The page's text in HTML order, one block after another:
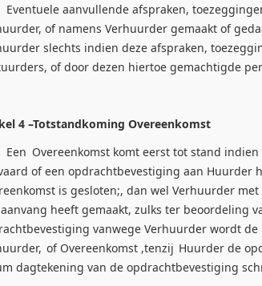
aanvullende afspraken,
of namens Verhuurder gemaakt of
slechts indien deze afspraken,
of door dezen hiertoe gemachtigde
4 –Totstandkoming Overeenkomst
Overeenkomst komt eerst tot stand
of een opdrachtbevestiging aan Huurder
is gesloten;, dan wel Verhuurder
heeft gemaakt, zulks ter beoordeling
vanwege Verhuurder wordt
of Overeenkomst ,tenzij Huurder de
dagtekening van de opdrachtbevestiging